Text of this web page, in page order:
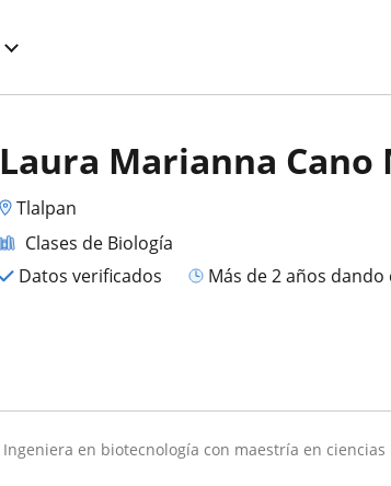
Laura Marianna Cano
Tlalpan
Clases de Biología
Datos verificados
más de 2 años
ingeniera en biotecnología con maestría en